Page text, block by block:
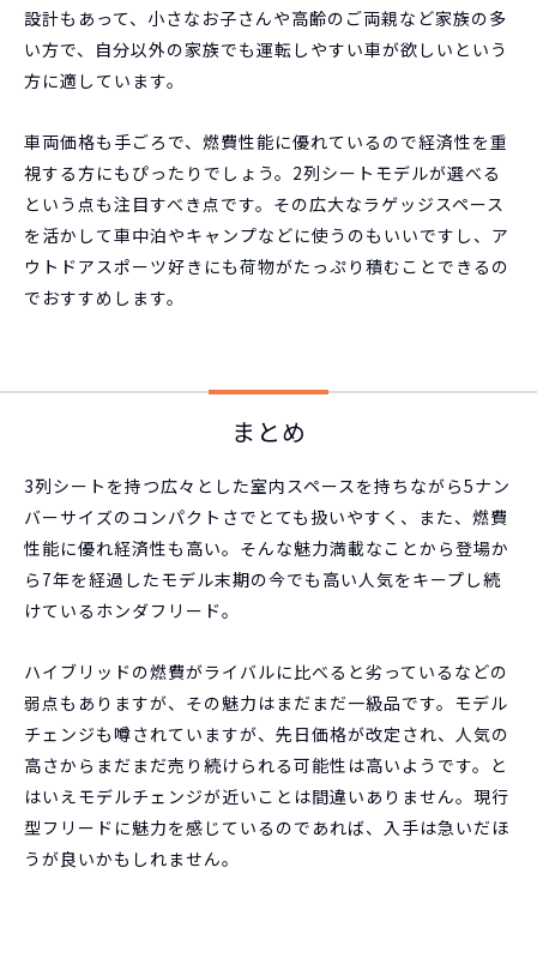
設計もあって、小さなお子さんや高齢のご両親など家族の多
い方で、自分以外の家族でも運転しやすい車が欲しいという
方に適しています。
車両価格も手ごろで、燃費性能に優れているので経済性を重
視する方にもぴったりでしょう。2列シートモデルが選べる
という点も注目すべき点です。その広大なラゲッジスペース
を活かして車中泊やキャンプなどに使うのもいいですし、ア
ウトドアスポーツ好きにも荷物がたっぷり積むことできるの
でおすすめします。
まとめ
3列シートを持つ広々とした室内スペースを持ちながら5ナン
バーサイズのコンパクトさでとても扱いやすく、また、燃費
性能に優れ経済性も高い。そんな魅力満載なことから登場か
ら7年を経過したモデル末期の今でも高い人気をキープし続
けているホンダフリード。
ハイブリッドの燃費がライバルに比べると劣っているなどの
弱点もありますが、その魅力はまだまだ一級品です。モデル
チェンジも噂されていますが、先日価格が改定され、人気の
高さからまだまだ売り続けられる可能性は高いようです。と
はいえモデルチェンジが近いことは間違いありません。現行
型フリードに魅力を感じているのであれば、入手は急いだほ
うが良いかもしれません。